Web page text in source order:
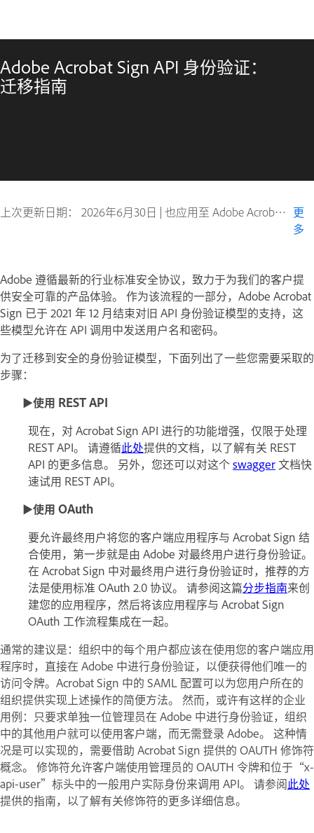
Adobe Acrobat Sign API 身份验证：
迁移指南
上次更新日期： 2026年6月30日 | 也应用至 Adobe Acrobat Sign
更
多
Adobe 遵循最新的行业标准安全协议，致力于为我们的客户提
供安全可靠的产品体验。 作为该流程的一部分，Adobe Acrobat
Sign 已于 2021 年 12 月结束对旧 API 身份验证模型的支持，这
些模型允许在 API 调用中发送用户名和密码。
为了迁移到安全的身份验证模型，下面列出了一些您需要采取的
步骤：
►使用 REST API
现在，对 Acrobat Sign API 进行的功能增强，仅限于处理
REST API。 请遵循此处提供的文档，以了解有关 REST
API 的更多信息。 另外，您还可以对这个swagger文档快
速试用 REST API。
►使用 OAuth
要允许最终用户将您的客户端应用程序与 Acrobat Sign 结
合使用，第一步就是由 Adobe 对最终用户进行身份验证。
在 Acrobat Sign 中对最终用户进行身份验证时，推荐的方
法是使用标准 OAuth 2.0 协议。 请参阅这篇分步指南来创
建您的应用程序，然后将该应用程序与 Acrobat Sign
OAuth 工作流程集成在一起。
通常的建议是：组织中的每个用户都应该在使用您的客户端应用
程序时，直接在 Adobe 中进行身份验证，以便获得他们唯一的
访问令牌。Acrobat Sign 中的 SAML 配置可以为您用户所在的
组织提供实现上述操作的简便方法。 然而，或许有这样的企业
用例：只要求单独一位管理员在 Adobe 中进行身份验证，组织
中的其他用户就可以使用客户端，而无需登录 Adobe。 这种情
况是可以实现的，需要借助 Acrobat Sign 提供的 OAUTH 修饰符
概念。 修饰符允许客户端使用管理员的 OAUTH 令牌和位于“x-
api-user”标头中的一般用户实际身份来调用 API。 请参阅此处
提供的指南，以了解有关修饰符的更多详细信息。